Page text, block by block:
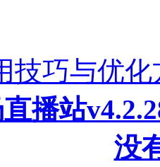
技巧与优
播站
没